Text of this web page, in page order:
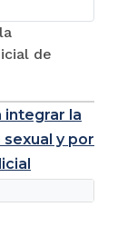
de
integrar la
y por